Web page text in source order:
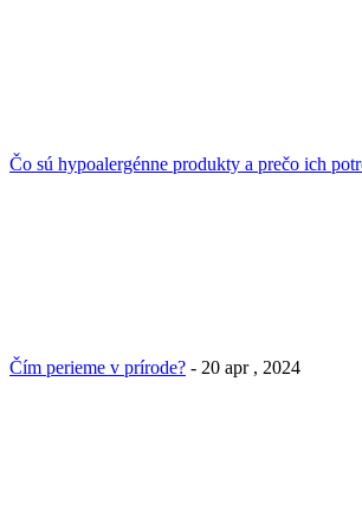
Čo sú hypoalergénne produkty a prečo ich
Čím perieme v prírode? - 20 apr , 2024